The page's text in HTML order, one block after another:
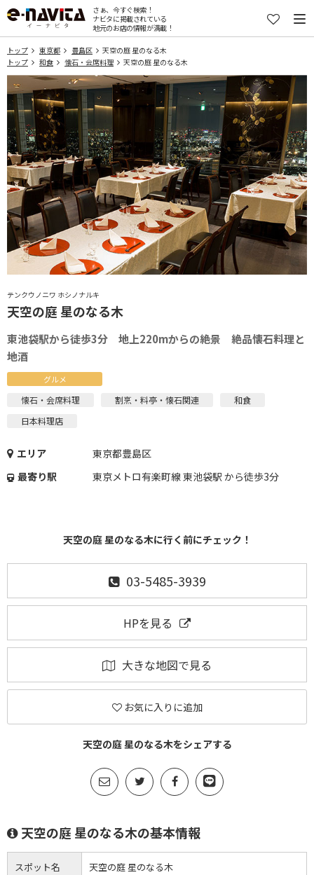
さぁ、今すぐ検索！
ナビタに掲載されている
地元のお店の情報が満載！
トップ 東京都 豊島区
天空の庭 星のなる木
トップ
和食 懐石・会席料理 天空の庭 星のなる木
テンクウノニワ ホシノナルキ
天空の庭 星のなる木
東池袋駅から徒歩3分 地上220mからの絶景 絶品懐石料理と
地酒
グルメ
懐石・会席料理 割烹・料亭・懐石関連
和食
日本料理店
エリア
東京都豊島区
最寄り駅
東京メトロ有楽町線 東池袋駅 から徒歩3分
天空の庭 星のなる木に行く前にチェック！
03-5485-3939
HPを見る
大きな地図で見る
お気に入りに追加
天空の庭 星のなる木をシェアする
天空の庭 星のなる木の基本情報
スポット名 天空の庭 星のなる木